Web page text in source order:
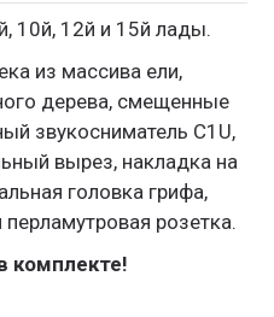
10й, 12й и 15й лады.
из массива ели,
дерева, смещенные
звукосниматель C1U,
вырез, накладка на
головка грифа,
розетка.
комплекте!